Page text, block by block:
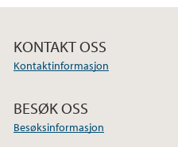
KONTAKT OSS
Kontaktinformasjon
BESØK OSS
Besøksinformasjon